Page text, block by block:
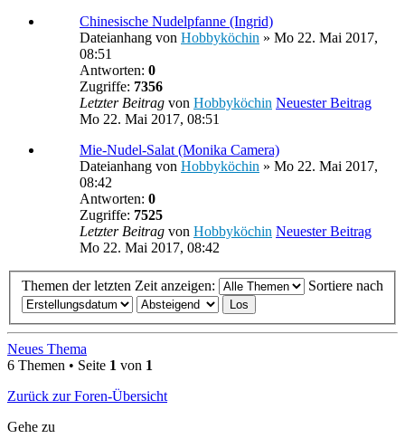
Chinesische Nudelpfanne (Ingrid)
Dateianhang von Hobbyköchin » Mo 22. Mai 2017,
08:51
Antworten: 0
Zugriffe: 7356
Letzter Beitrag von Hobbyköchin Neuester Beitrag
Mo 22. Mai 2017, 08:51
Mie-Nudel-Salat (Monika Camera)
Dateianhang von Hobbyköchin » Mo 22. Mai 2017,
08:42
Antworten: 0
Zugriffe: 7525
Letzter Beitrag von Hobbyköchin Neuester Beitrag
Mo 22. Mai 2017, 08:42
Themen der letzten Zeit anzeigen: Sortiere nach
Neues Thema
6 Themen • Seite 1 von 1
Zurück zur Foren-Übersicht
Gehe zu